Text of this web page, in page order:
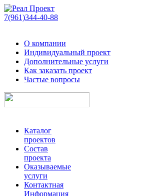
7(961)344-40-88
О компании
Индивидуальный проект
Дополнительные услуги
Как заказать проект
Частые вопросы
Каталог
проектов
Состав
проекта
Оказываемые
услуги
Контактная
Информация